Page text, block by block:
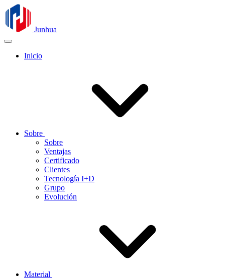
Junhua
Inicio
Sobre
Sobre
Ventajas
Certificado
Clientes
Tecnología I+D
Grupo
Evolución
Material